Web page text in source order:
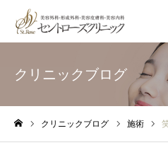
クリニックブログ
クリニックブログ 施術 笑